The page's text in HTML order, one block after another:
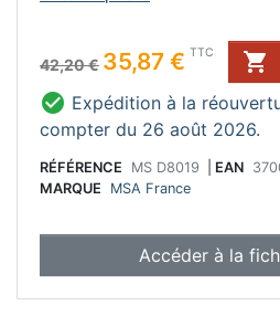
Prix de base
42,20 €
Prix 35,87 € TTC

 Expédition à la
compter du 26 août 2026.
RÉFÉRENCE MS D8019 EAN
MARQUE
MSA France
Accéder à la